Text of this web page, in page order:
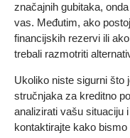
značajnih gubitaka,
vas. Međutim, ako
financijskih rezervi ili
trebali razmotriti
Ukoliko niste sigurni što
stručnjaka za kreditno
analizirati vašu situaciju
kontaktirajte kako